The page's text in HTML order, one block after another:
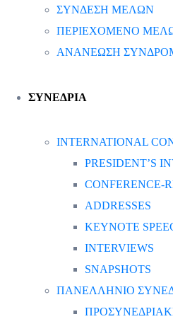
ΣΥΝΔΕΣΗ ΜΕΛΩΝ
ΠΕΡΙΕΧΟΜΕΝΟ
ΑΝΑΝΕΩΣΗ
ΣΥΝΕΔΡΙΑ
INTERNATIONAL
PRESIDENT’S
CONFERENCE-
ADDRESSES
KEYNOTE
INTERVIEWS
SNAPSHOTS
ΠΑΝΕΛΛΗΝΙΟ